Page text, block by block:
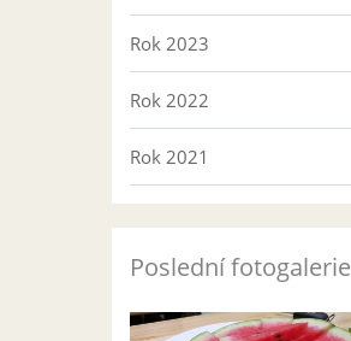
Rok 2023
Rok 2022
Rok 2021
Poslední fotogalerie